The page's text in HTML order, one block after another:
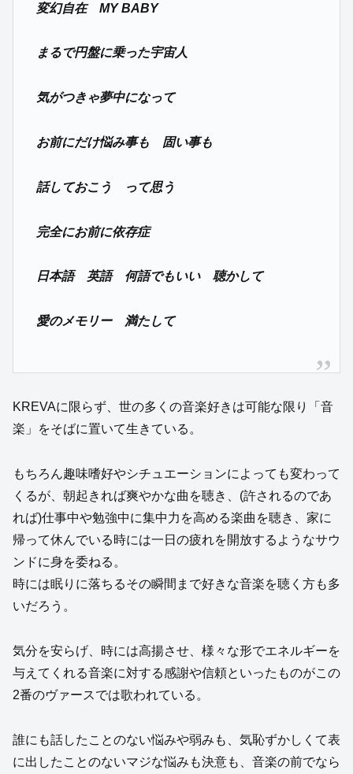
変幻自在 MY BABY
まるで円盤に乗った宇宙人
気がつきゃ夢中になって
お前にだけ悩み事も 固い事も
話しておこう って思う
完全にお前に依存症
日本語 英語 何語でもいい 聴かして
愛のメモリー 満たして
KREVAに限らず、世の多くの音楽好きは可能な限り「音
楽」をそばに置いて生きている。
もちろん趣味嗜好やシチュエーションによっても変わって
くるが、朝起きれば爽やかな曲を聴き、(許されるのであ
れば)仕事中や勉強中に集中力を高める楽曲を聴き、家に
帰って休んでいる時には一日の疲れを開放するようなサウ
ンドに身を委ねる。
時には眠りに落ちるその瞬間まで好きな音楽を聴く方も多
いだろう。
気分を安らげ、時には高揚させ、様々な形でエネルギーを
与えてくれる音楽に対する感謝や信頼といったものがこの
2番のヴァースでは歌われている。
誰にも話したことのない悩みや弱みも、気恥ずかしくて表
に出したことのないマジな悩みも決意も、音楽の前でなら